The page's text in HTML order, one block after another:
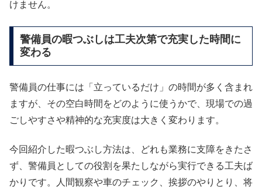
けません。
警備員の暇つぶしは工夫次第で充実した時間に
変わる
警備員の仕事には「立っているだけ」の時間が多く含まれ
ますが、その空白時間をどのように使うかで、現場での過
ごしやすさや精神的な充実度は大きく変わります。
今回紹介した暇つぶし方法は、どれも業務に支障をきたさ
ず、警備員としての役割を果たしながら実行できる工夫ば
かりです。人間観察や車のチェック、挨拶のやりとり、将